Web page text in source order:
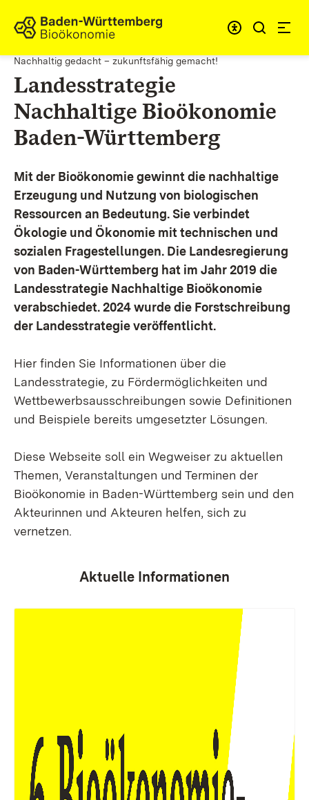
Zum Inhalt springen
Link zur Startseite
Nachhaltig gedacht – zukunftsfähig gemacht!
Landesstrategie
Nachhaltige Bioökonomie
Baden-Württemberg
Mit der Bioökonomie gewinnt die nachhaltige
Erzeugung und Nutzung von biologischen
Ressourcen an Bedeutung. Sie verbindet
Ökologie und Ökonomie mit technischen und
sozialen Fragestellungen. Die Landesregierung
von Baden-Württemberg hat im Jahr 2019 die
Landesstrategie Nachhaltige Bioökonomie
verabschiedet. 2024 wurde die Forstschreibung
der Landesstrategie veröffentlicht.
Hier finden Sie Informationen über die
Landesstrategie, zu Fördermöglichkeiten und
Wettbewerbsausschreibungen sowie Definitionen
und Beispiele bereits umgesetzter Lösungen.
Diese Webseite soll ein Wegweiser zu aktuellen
Themen, Veranstaltungen und Terminen der
Bioökonomie in Baden-Württemberg sein und den
Akteurinnen und Akteuren helfen, sich zu
vernetzen.
Aktuelle Informationen